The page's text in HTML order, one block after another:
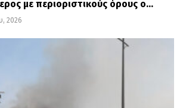
με περιοριστικούς όρους ο…
2026